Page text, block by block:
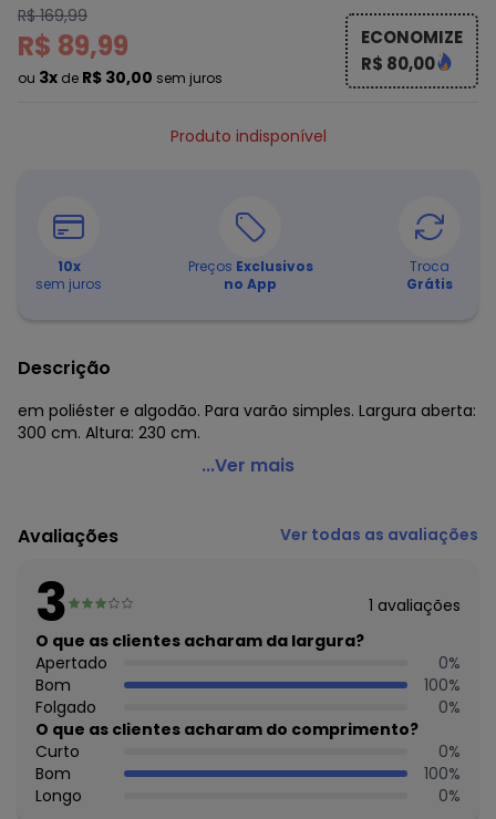
R$ 169,99
R$ 89,99
ou 3x de R$ 30,00 sem juros
ECONOMIZE
R$ 80,00
Produto indisponível
10x
sem juros
Preços Exclusivos
no App
Troca
Grátis
Descrição
em poliéster e algodão. Para varão simples. Largura aberta:
300 cm. Altura: 230 cm.
Bella Janela - Cortina Rústica Marrom 300x230 cm
Composto por:
1 cortina em poliéster e algodão. Para varão simples.
Histórico de preços
O preço apresentado abaixo é o menor oferecido em
algum dia do mês, para o menor tamanho disponível.
agosto/2026
N/D*
julho/2026 N/D*
junho/2026
maio/2026 N/D*
abril/2026 N/D*
março/2026 N/D*
...Ver mais
Avaliações Ver todas as avaliações
3 1 avaliações
O que as clientes acharam da largura?
Apertado
0%
Bom
100%
Folgado
0%
O que as clientes acharam do comprimento?
Curto
0%
Bom
100%
Longo
0%